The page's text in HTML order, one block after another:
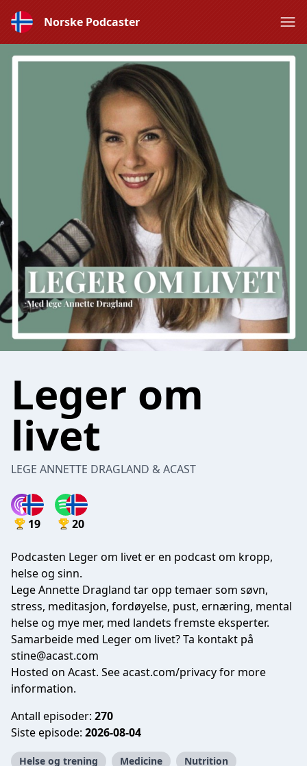
Norske Podcaster
Leger om
livet
LEGE ANNETTE DRAGLAND & ACAST
19 20
Podcasten Leger om livet er en podcast om kropp,
helse og sinn.
Lege Annette Dragland tar opp temaer som søvn,
stress, meditasjon, fordøyelse, pust, ernæring, mental
helse og mye mer, med landets fremste eksperter.
Samarbeide med Leger om livet? Ta kontakt på
stine@acast.com
Hosted on Acast. Seeacast.com/privacyfor more
information.
Antall episoder: 270
Siste episode: 2026-08-04
Helse og trening Medicine Nutrition